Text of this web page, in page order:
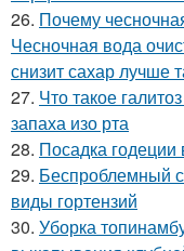
26. Почему
Чесночная вода
снизит сахар лучше
27. Что такое
запаха изо рта
28. Посадка
29. Беспроблемный
виды гортензий
30. Уборка